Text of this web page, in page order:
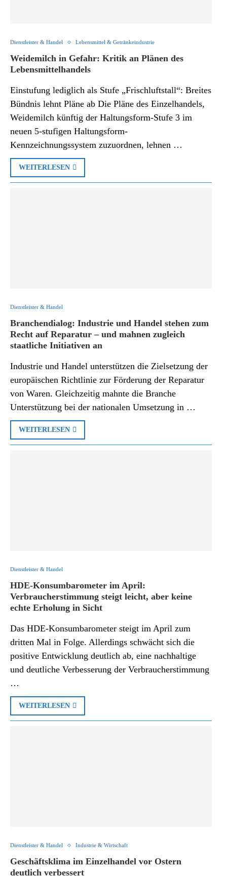
Dienstleister & Handel Lebensmittel & Getränkeindustrie
Weidemilch in Gefahr: Kritik an Plänen des
Lebensmittelhandels
Einstufung lediglich als Stufe „Frischluftstall“: Breites
Bündnis lehnt Pläne ab Die Pläne des Einzelhandels,
Weidemilch künftig der Haltungsform-Stufe 3 im
neuen 5-stufigen Haltungsform-
Kennzeichnungssystem zuzuordnen, lehnen …
WEITERLESEN
Dienstleister & Handel
Branchendialog: Industrie und Handel stehen zum
Recht auf Reparatur – und mahnen zugleich
staatliche Initiativen an
Industrie und Handel unterstützen die Zielsetzung der
europäischen Richtlinie zur Förderung der Reparatur
von Waren. Gleichzeitig mahnte die Branche
Unterstützung bei der nationalen Umsetzung in …
WEITERLESEN
Dienstleister & Handel
HDE-Konsumbarometer im April:
Verbraucherstimmung steigt leicht, aber keine
echte Erholung in Sicht
Das HDE-Konsumbarometer steigt im April zum
dritten Mal in Folge. Allerdings schwächt sich die
positive Entwicklung deutlich ab, eine nachhaltige
und deutliche Verbesserung der Verbraucherstimmung
…
WEITERLESEN
Dienstleister & Handel Industrie & Wirtschaft
Geschäftsklima im Einzelhandel vor Ostern
deutlich verbessert